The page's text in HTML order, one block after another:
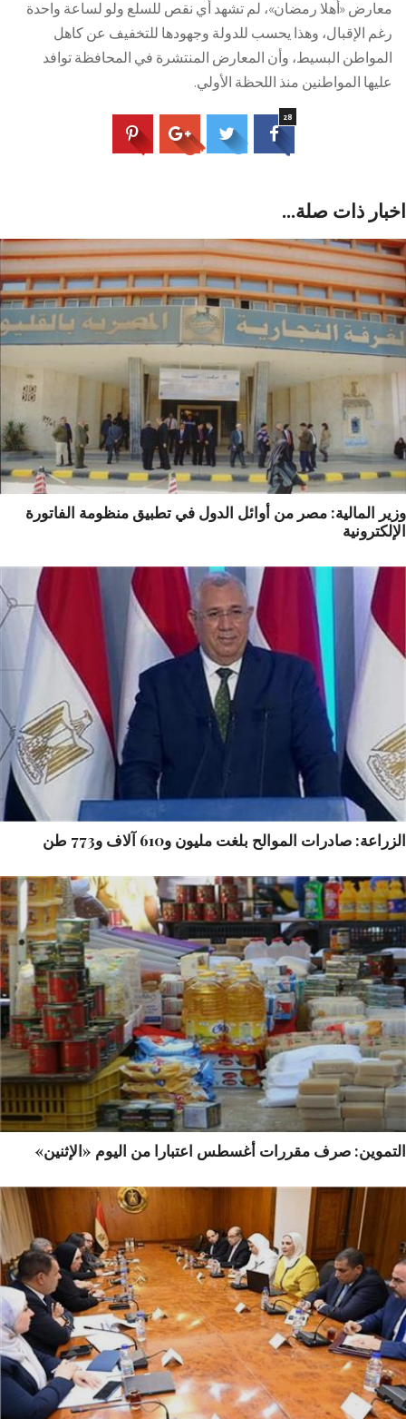
معارض «أهلا رمضان»، لم تشهد أي نقص للسلع ولو لساعة واحدة
رغم الإقبال، وهذا يحسب للدولة وجهودها للتخفيف عن كاهل
المواطن البسيط، وأن المعارض المنتشرة في المحافظة توافد
عليها المواطنين منذ اللحظة الأولي.
ذات صلة...
المالية: مصر من أوائل الدول في تطبيق منظومة الفاتورة
صادرات الموالح بلغت مليون و610 آلاف و773 طن
صرف مقررات أغسطس اعتبارا من اليوم «الإثنين»